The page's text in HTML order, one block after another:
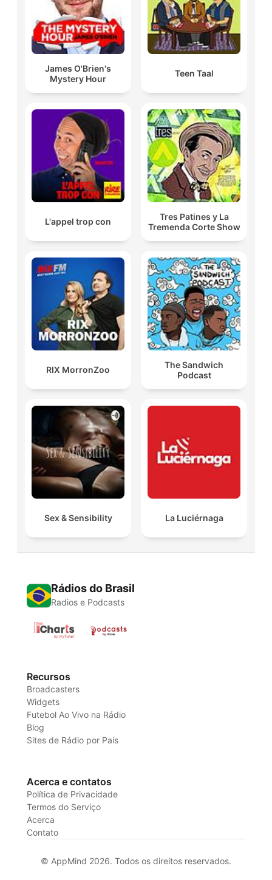
James O'Brien's
Mystery Hour
Teen Taal
L'appel trop con
Tres Patines y La
Tremenda Corte Show
RIX MorronZoo
The Sandwich
Podcast
Sex & Sensibility La Luciérnaga
Rádios do Brasil
Radios e Podcasts
Recursos
Broadcasters
Widgets
Futebol Ao Vivo na Rádio
Blog
Sites de Rádio por País
Acerca e contatos
Política de Privacidade
Termos do Serviço
Acerca
Contato
© AppMind 2026. Todos os direitos reservados.